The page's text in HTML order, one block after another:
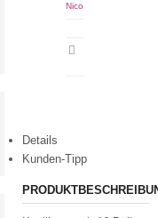
Nico
Details
Kunden-Tipp